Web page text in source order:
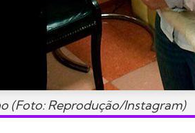
(Foto: Reprodução/Instagram)